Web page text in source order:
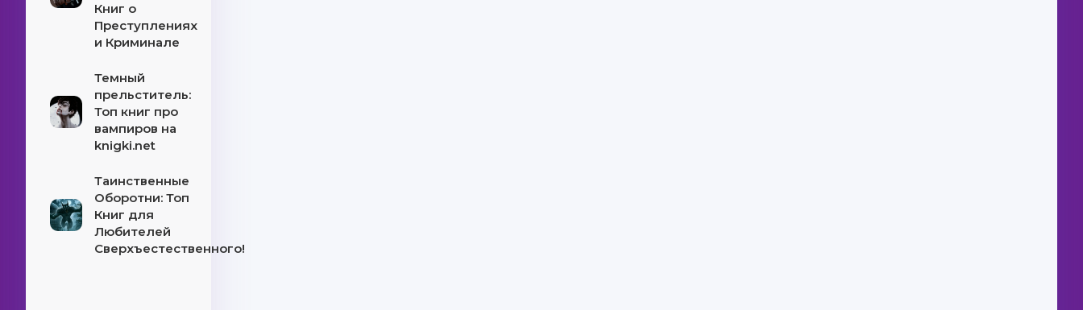
Книг о
Преступлениях
и Криминале
Темный
прельститель:
Топ книг про
вампиров на
knigki.net
Таинственные
Оборотни: Топ
Книг для
Любителей
Сверхъестественного!